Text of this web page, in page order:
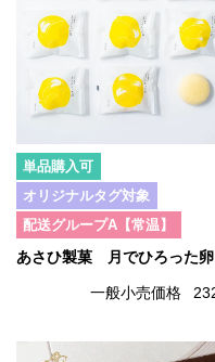
単品購入可
オリジナルタグ対象
配送グループA【常温】
あさひ製菓 月でひろった卵
一般小売価格